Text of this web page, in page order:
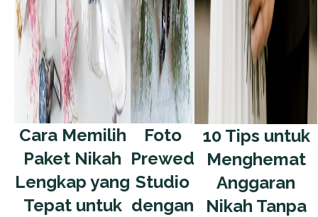
Cara Memilih
Paket Nikah
Lengkap yang
Tepat untuk
Foto
Prewed
Studio
dengan
10 Tips untuk
Menghemat
Anggaran
Nikah Tanpa